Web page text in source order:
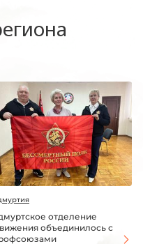
отделение
объединилось с